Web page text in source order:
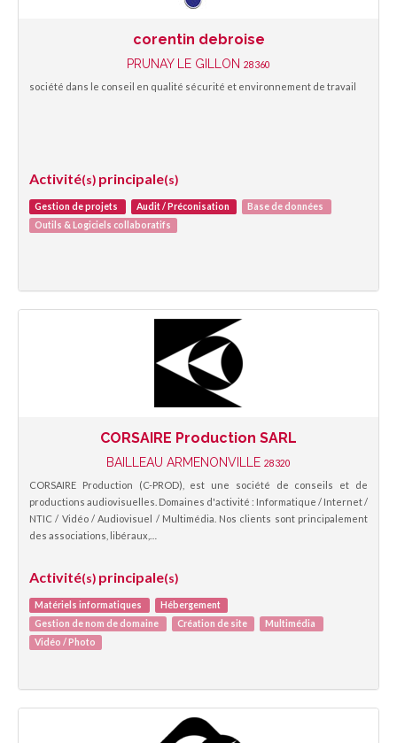
corentin debroise
PRUNAY LE GILLON 28360
société dans le conseil en qualité sécurité et environnement de travail
Activité(s) principale(s)
Gestion de projets Audit / Préconisation
Base de données
Outils & Logiciels collaboratifs
CORSAIRE Production SARL
BAILLEAU ARMENONVILLE 28320
CORSAIRE Production (C-PROD), est une société de conseils et de
productions audiovisuelles. Domaines d'activité : Informatique / Internet /
NTIC / Vidéo / Audiovisuel / Multimédia. Nos clients sont principalement
des associations, libéraux,…
Activité(s) principale(s)
Matériels informatiques
Hébergement
Gestion de nom de domaine
Création de site
Multimédia
Vidéo / Photo